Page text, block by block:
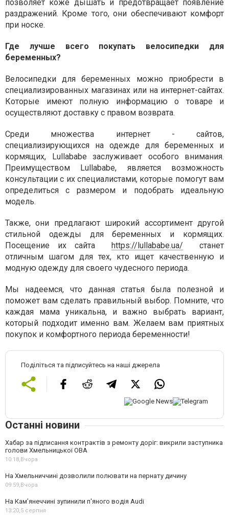
позволяет коже дышать и предотвращает появление
раздражений. Кроме того, они обеспечивают комфорт
при носке.
Где лучше всего покупать велосипедки для
беременных?
Велосипедки для беременных можно приобрести в
специализированных магазинах или на интернет-сайтах.
Которые имеют полную информацию о товаре и
осуществляют доставку с правом возврата.
Среди множества интернет - сайтов,
специализирующихся на одежде для беременных и
кормящих, Lullababe заслуживает особого внимания.
Преимуществом Lullababe, является возможность
консультации с их специалистами, которые помогут вам
определиться с размером и подобрать идеальную
модель.
Также, они предлагают широкий ассортимент другой
стильной одежды для беременных и кормящих.
Посещение их сайта
https://lullababe.ua/
станет
отличным шагом для тех, кто ищет качественную и
модную одежду для своего чудесного периода.
Мы надеемся, что данная статья была полезной и
поможет вам сделать правильный выбор. Помните, что
каждая мама уникальна, и важно выбрать вариант,
который подходит именно вам. Желаем вам приятных
покупок и комфортного периода беременности!
Поділіться та підписуйтесь на наші джерела
Останні новини
Хабар за підписання контрактів з ремонту доріг: викрили заступника
голови Хмельницької ОВА
10:18, Вчора
На Хмельниччині дозволили полювати на пернату дичину
09:59, Вчора
На Камʼянеччині зупинили п'яного водія Audi
13:20, 5 серпня